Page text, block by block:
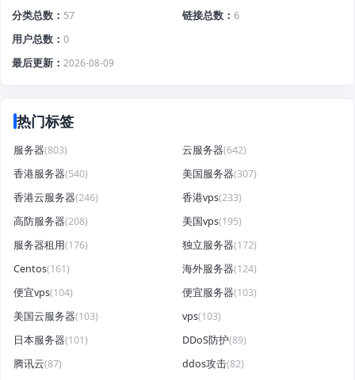
分类总数
57 链接总数
6
用户总数
0
最后更新
2026-08-09
热门标签
服务器(803) 云服务器(642)
香港服务器(540) 美国服务器(307)
香港云服务器(246) 香港vps(233)
高防服务器(208) 美国vps(195)
服务器租用(176) 独立服务器(172)
Centos(161) 海外服务器(124)
便宜vps(104) 便宜服务器(103)
美国云服务器(103) vps(103)
日本服务器(101) DDoS防护(89)
腾讯云(87) ddos攻击(82)